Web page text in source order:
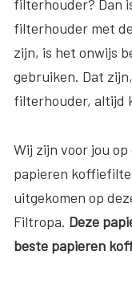
filterhouder? Dan
filterhouder met
zijn, is het onwijs
gebruiken. Dat
filterhouder, altijd
Wij zijn voor jou
papieren
uitgekomen op
Filtropa. Deze
beste papieren